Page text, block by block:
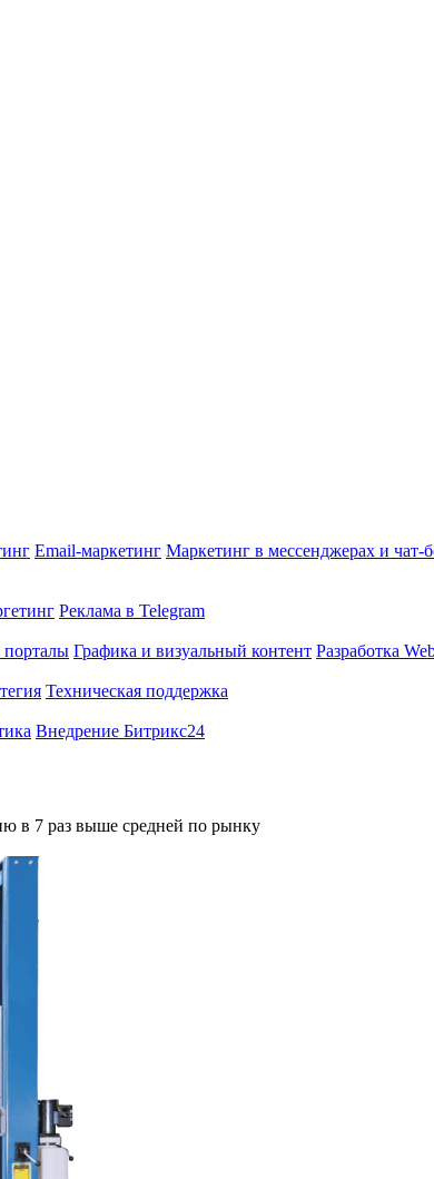
Email-маркетинг Маркетинг в мессенджерах и чат-
Реклама в Telegram
Графика и визуальный контент Разработка
Техническая поддержка
Внедрение Битрикс24
в 7 раз выше средней по рынку